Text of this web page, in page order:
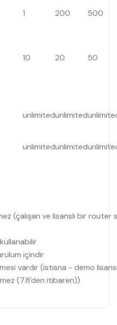
1 200 500
10 20 50
unlimitedunlimited
unlimitedunlimited
(çalışan ve lisanslı bir router
içindir
vardır (istisna - demo
(7.8'den itibaren))